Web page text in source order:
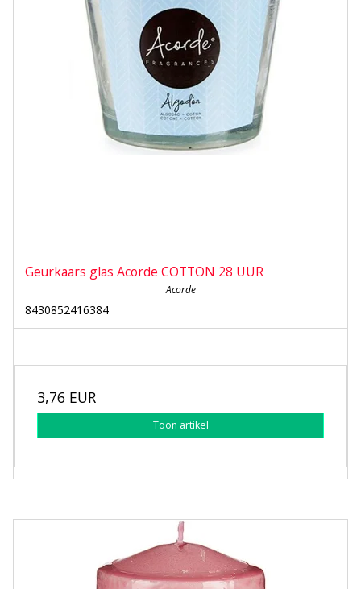
Geurkaars glas Acorde COTTON 28 UUR
Acorde
8430852416384
3,76 EUR
Toon artikel